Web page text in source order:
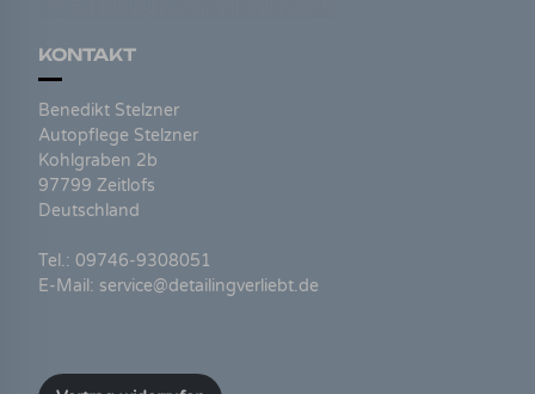
KONTAKT
Benedikt Stelzner
Autopflege Stelzner
Kohlgraben 2b
97799 Zeitlofs
Deutschland
Tel.:09746-9308051
E-Mail: service@detailingverliebt.de